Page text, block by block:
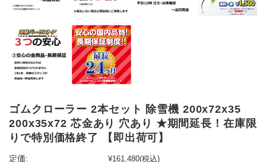
ゴムクローラー 2本セット 除雪機 200x72x35
200x35x72 芯金あり 穴あり ★期間延長！在庫限
りで特別価格終了 【即出荷可】
定価: ¥161,480(税込)